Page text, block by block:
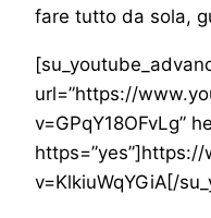
fare tutto da sola,
url=”https://
v=GPqY18OFvLg”
v=KlkiuWqYGiA[/